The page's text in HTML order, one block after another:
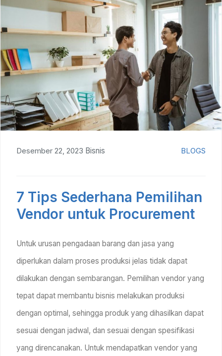
Desember 22, 2023 Bisnis BLOGS
7 Tips Sederhana Pemilihan
Vendor untuk Procurement
Untuk urusan pengadaan barang dan jasa yang
diperlukan dalam proses produksi jelas tidak dapat
dilakukan dengan sembarangan. Pemilihan vendor yang
tepat dapat membantu bisnis melakukan produksi
dengan optimal, sehingga produk yang dihasilkan dapat
sesuai dengan jadwal, dan sesuai dengan spesifikasi
yang direncanakan. Untuk mendapatkan vendor yang